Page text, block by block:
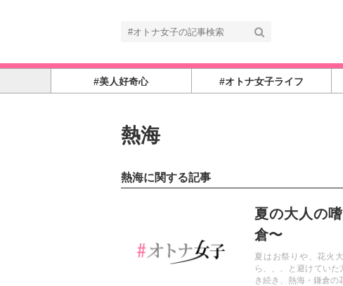
#美人好奇心 #オトナ女子ライフ
熱海
熱海に関する記事
夏の大人の
倉〜
夏はお祭りや、花火
ら、、、と避けていた
き続き、熱海・鎌倉の